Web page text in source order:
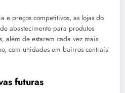
e preços competitivos, as lojas do
abastecimento para produtos
além de estarem cada vez mais
com unidades em bairros centrais
futuras